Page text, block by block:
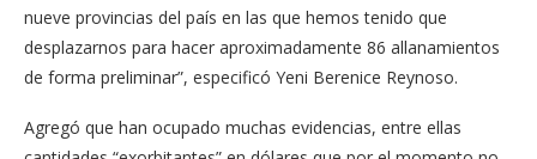
nueve provincias del país en las que hemos te­nido que
desplazarnos para hacer aproximadamente 86 allanamientos
de forma pre­liminar”, especificó Yeni Be­renice Reynoso.
Agregó que han ocupado muchas evidencias, entre ellas